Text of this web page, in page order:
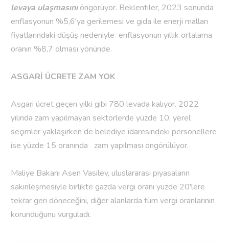
levaya ulaşmasınıöngörüyor. Beklentiler, 2023 sonunda
enflasyonun %5,6'ya gerilemesi ve gıda ile enerji malları
fiyatlarındaki düşüş nedeniyle enflasyonun yıllık ortalama
oranın %8,7 olması yönünde.
ASGARİ ÜCRETE ZAM YOK
Asgari ücret geçen yılki gibi 780 levada kalıyor. 2022
yılında zam yapılmayan sektörlerde yüzde 10, yerel
seçimler yaklaşırken de belediye idaresindeki personellere
ise yüzde 15 oranında zam yapılması öngörülüyor.
Maliye Bakanı Asen Vasilev, uluslararası piyasaların
sakinleşmesiyle birlikte gazda vergi oranı yüzde 20'lere
tekrar geri döneceğini, diğer alanlarda tüm vergi oranlarının
korunduğunu vurguladı.